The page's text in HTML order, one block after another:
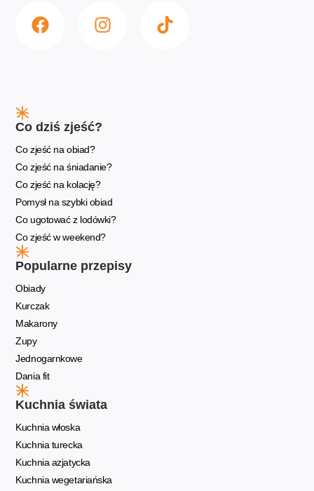
Co dziś zjeść?
Co zjeść na obiad?
Co zjeść na śniadanie?
Co zjeść na kolację?
Pomysł na szybki obiad
Co ugotować z lodówki?
Co zjeść w weekend?
Popularne przepisy
Obiady
Kurczak
Makarony
Zupy
Jednogarnkowe
Dania fit
Kuchnia świata
Kuchnia włoska
Kuchnia turecka
Kuchnia azjatycka
Kuchnia wegetariańska